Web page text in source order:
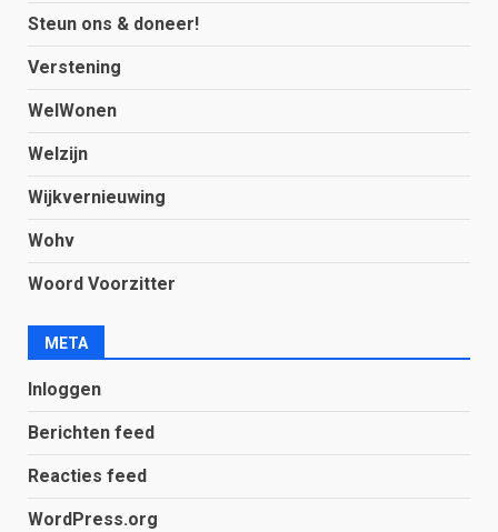
Steun ons & doneer!
Verstening
WelWonen
Welzijn
Wijkvernieuwing
Wohv
Woord Voorzitter
META
Inloggen
Berichten feed
Reacties feed
WordPress.org